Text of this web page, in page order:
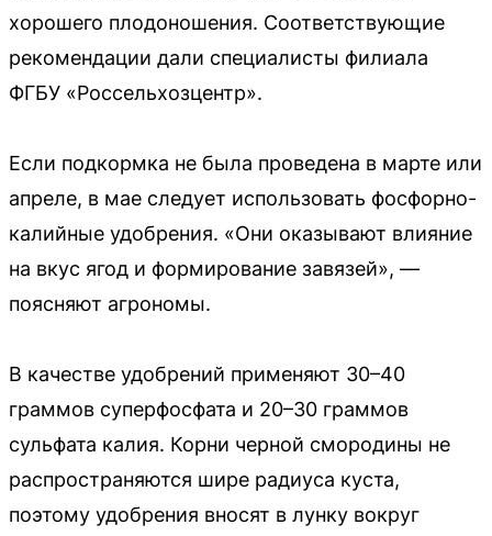
хорошего плодоношения. Соответствующие
рекомендации дали специалисты филиала
ФГБУ «Россельхозцентр».
Если подкормка не была проведена в марте или
апреле, в мае следует использовать фосфорно-
калийные удобрения. «Они оказывают влияние
на вкус ягод и формирование завязей», —
поясняют агрономы.
В качестве удобрений применяют 30–40
граммов суперфосфата и 20–30 граммов
сульфата калия. Корни черной смородины не
распространяются шире радиуса куста,
поэтому удобрения вносят в лунку вокруг